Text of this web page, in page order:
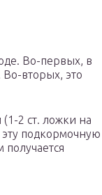
Во-первых, в
вторых, это
2 ст. ложки на
подкормочную